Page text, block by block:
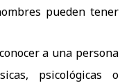
pueden tener
a una persona
psicológicas o